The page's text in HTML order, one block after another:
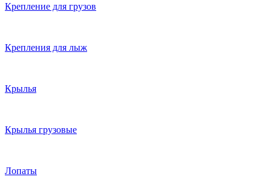
Крепление для грузов
Крепления для лыж
Крылья
Крылья грузовые
Лопаты